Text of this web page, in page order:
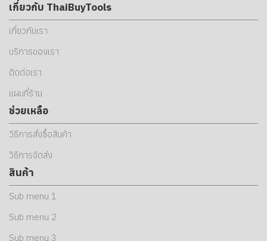
เกี่ยวกับ ThaiBuyTools
เกี่ยวกับเรา
บริการของเรา
ติดต่อเรา
แผนที่ร้าน
ช่วยเหลือ
วิธีการสั่งซื้อสินค้า
วิธีการจัดส่ง
สินค้า
Sub menu 1
Sub menu 2
Sub menu 3